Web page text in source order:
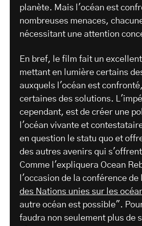
planète. Mais l'océan est
nombreuses menaces,
nécessitant une attention
En bref, le film fait un
mettant en lumière certains
auxquels l'océan est
certaines des solutions.
cependant, est de créer une
l'océan vivante et
en question le statu quo et
des autres avenirs qui
Comme l'expliquera Ocean
l'occasion de la conférence de l
des Nations unies sur les
autre océan est possible".
faudra non seulement plus de